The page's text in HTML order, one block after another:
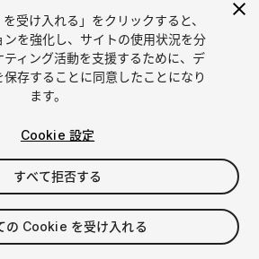
1/ 10
ます
受け入れる」をクリックすると、
ンを強化し、サイトの使用状況を分
ィング活動を支援するために、デ
存することに同意したことになり
ます。
Cookie 設定
すべて拒否する
の Cookie を受け入れる